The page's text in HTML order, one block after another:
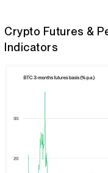
Crypto Futures &
Indicators